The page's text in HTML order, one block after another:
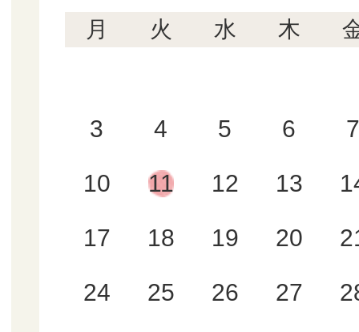
月 火 水 木
3 4 5 6 7
10 11 12 13
17 18 19 20
24 25 26 27